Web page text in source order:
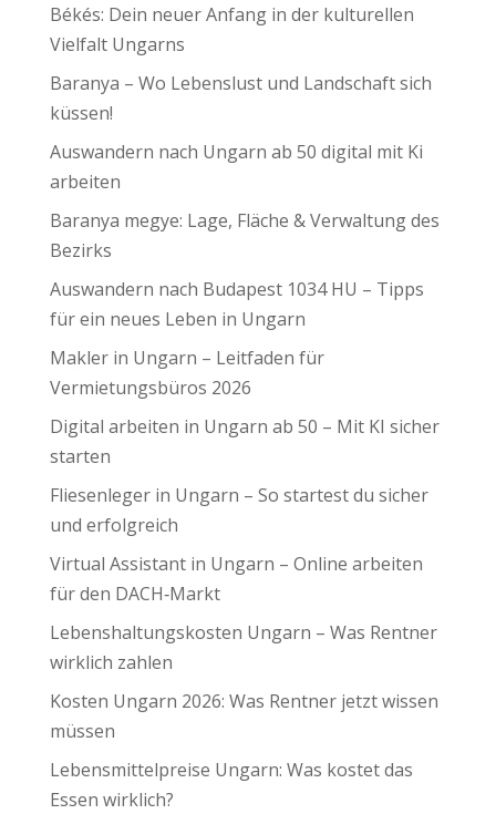
Békés: Dein neuer Anfang in der kulturellen
Vielfalt Ungarns
Baranya – Wo Lebenslust und Landschaft sich
küssen!
Auswandern nach Ungarn ab 50 digital mit Ki
arbeiten
Baranya megye: Lage, Fläche & Verwaltung des
Bezirks
Auswandern nach Budapest 1034 HU – Tipps
für ein neues Leben in Ungarn
Makler in Ungarn – Leitfaden für
Vermietungsbüros 2026
Digital arbeiten in Ungarn ab 50 – Mit KI sicher
starten
Fliesenleger in Ungarn – So startest du sicher
und erfolgreich
Virtual Assistant in Ungarn – Online arbeiten
für den DACH‑Markt
Lebenshaltungskosten Ungarn – Was Rentner
wirklich zahlen
Kosten Ungarn 2026: Was Rentner jetzt wissen
müssen
Lebensmittelpreise Ungarn: Was kostet das
Essen wirklich?